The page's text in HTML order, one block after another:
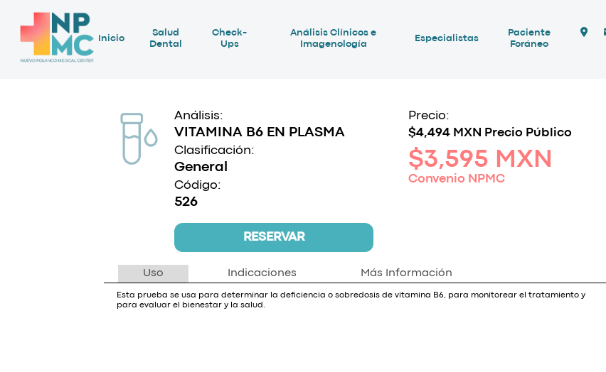
Inicio
Salud
Dental
Check-
Ups
Análisis Clínicos e
Imagenología
Especialistas
Paciente
Foráneo
Análisis:
VITAMINA B6 EN PLASMA
Clasificación:
General
Código:
526
RESERVAR
Precio:
$4,494 MXN Precio Público
$3,595 MXN
Convenio NPMC
Uso Indicaciones Más Información
Esta prueba se usa para determinar la deficiencia o sobredosis de vitamina B6, para monitorear el tratamiento y
para evaluar el bienestar y la salud.